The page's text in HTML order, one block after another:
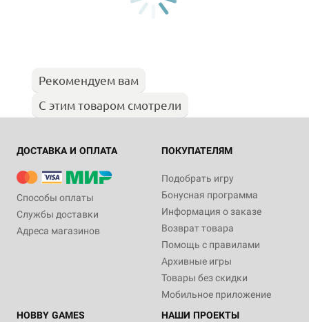
Рекомендуем вам
С этим товаром смотрели
ДОСТАВКА И ОПЛАТА
Способы оплаты
Службы доставки
Адреса магазинов
ПОКУПАТЕЛЯМ
Подобрать игру
Бонусная программа
Информация о заказе
Возврат товара
Помощь с правилами
Архивные игры
Товары без скидки
Мобильное приложение
HOBBY GAMES
НАШИ ПРОЕКТЫ